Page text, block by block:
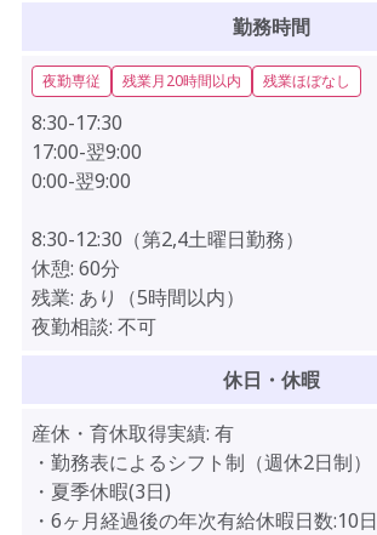
勤務時間
夜勤専従 残業月20時間以内 残業ほぼなし
8:30-17:30
17:00-翌9:00
0:00-翌9:00
8:30-12:30（第2,4土曜日勤務）
休憩: 60分
残業: あり（5時間以内）
夜勤相談: 不可
休日・休暇
産休・育休取得実績: 有
・勤務表によるシフト制（週休2日制）
・夏季休暇(3日)
・6ヶ月経過後の年次有給休暇日数:10日